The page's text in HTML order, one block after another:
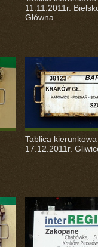
11.11.2011r.
Główna.
Tablica
17.12.2011r.